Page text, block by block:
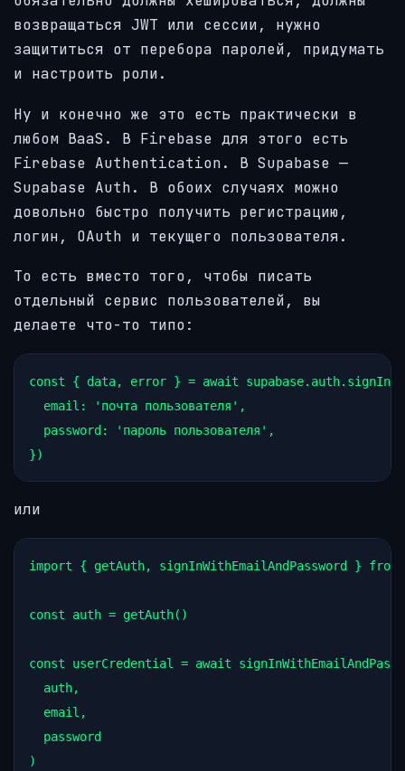
возвращаться JWT или сессии, нужно
защититься от перебора паролей, придумать
и настроить роли.
Ну и конечно же это есть практически в
любом BaaS. В Firebase для этого есть
Firebase Authentication. В Supabase —
Supabase Auth. В обоих случаях можно
довольно быстро получить регистрацию,
логин, OAuth и текущего пользователя.
То есть вместо того, чтобы писать
отдельный сервис пользователей, вы
делаете что-то типо:
const { data, error } = await
  email: 'почта пользователя',
  password: 'пароль пользователя',
})
или
import { getAuth, signInWithEmailAndPassword }
const auth = getAuth()
const userCredential = await
  auth,
  email,
  password
)